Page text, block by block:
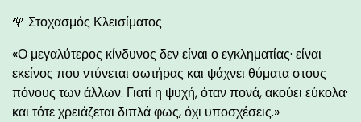
🌹 Στοχασμός Κλεισίματος
«Ο μεγαλύτερος κίνδυνος δεν είναι ο εγκληματίας· είναι
εκείνος που ντύνεται σωτήρας και ψάχνει θύματα στους
πόνους των άλλων. Γιατί η ψυχή, όταν πονά, ακούει εύκολα·
και τότε χρειάζεται διπλά φως, όχι υποσχέσεις.»